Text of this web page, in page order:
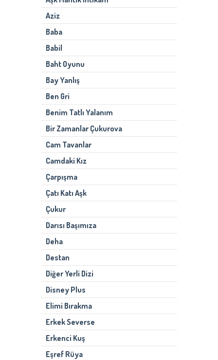
Aziz
Baba
Babil
Baht Oyunu
Bay Yanlış
Ben Gri
Benim Tatlı Yalanım
Bir Zamanlar Çukurova
Cam Tavanlar
Camdaki Kız
Çarpışma
Çatı Katı Aşk
Çukur
Darısı Başımıza
Deha
Destan
Diğer Yerli Dizi
Disney Plus
Elimi Bırakma
Erkek Severse
Erkenci Kuş
Eşref Rüya